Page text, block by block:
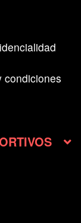
condiciones